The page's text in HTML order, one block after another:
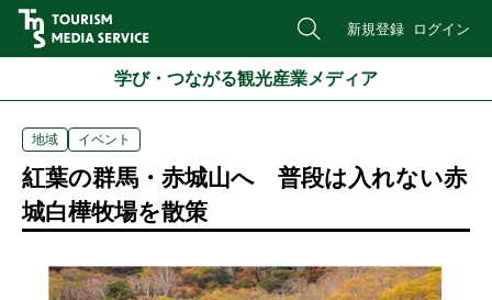
新規登録 ログイン
学び・つながる観光産業メディア
地域 イベント
紅葉の群馬・赤城山へ 普段は入れない赤
城白樺牧場を散策